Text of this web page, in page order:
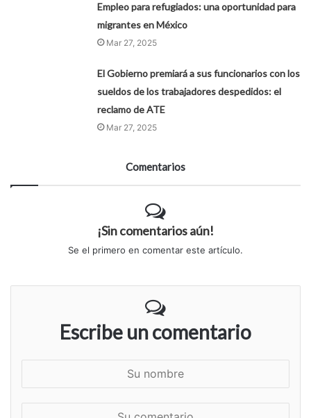
Empleo para refugiados: una oportunidad para
migrantes en México
Mar 27, 2025
El Gobierno premiará a sus funcionarios con los
sueldos de los trabajadores despedidos: el
reclamo de ATE
Mar 27, 2025
Comentarios
¡Sin comentarios aún!
Se el primero en comentar este artículo.
Escribe un comentario